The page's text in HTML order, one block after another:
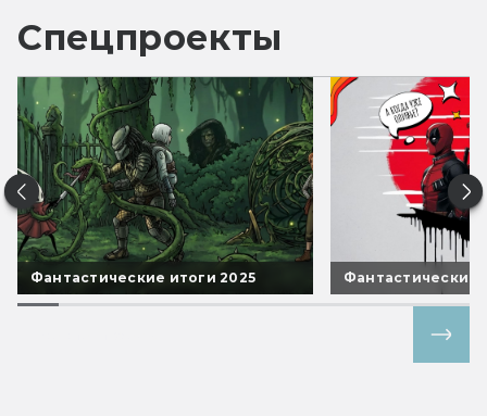
Спецпроекты
Фантастические итоги 2025 Фантастические